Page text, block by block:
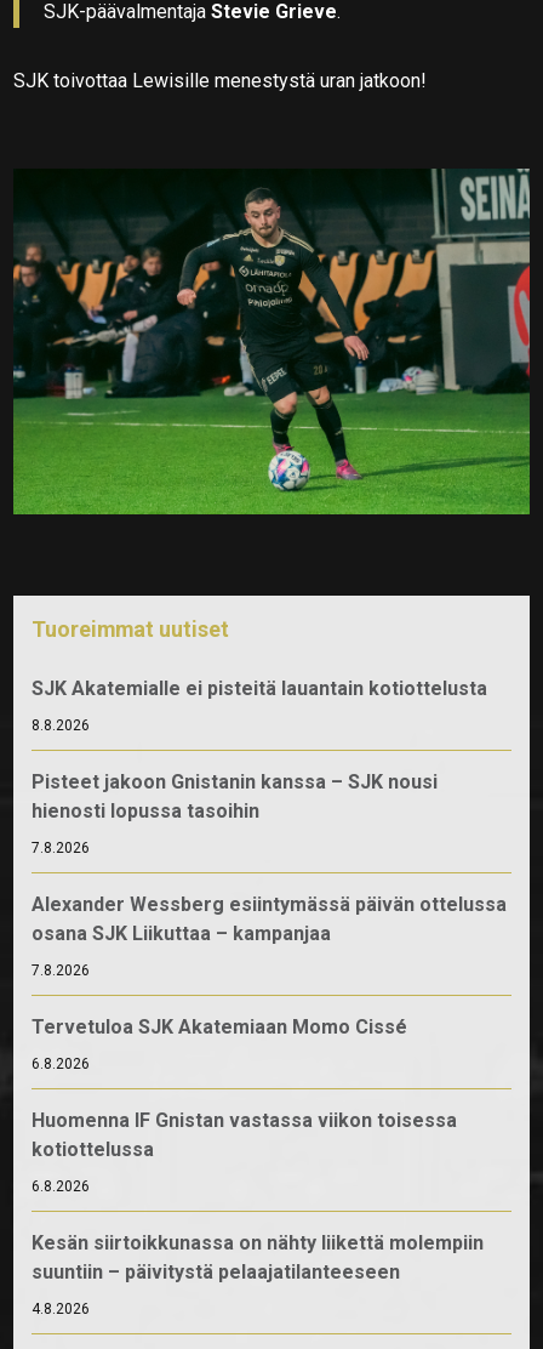
SJK-päävalmentajaStevie Grieve.
SJK toivottaa Lewisille menestystä uran jatkoon!
Tuoreimmat uutiset
SJK Akatemialle ei pisteitä lauantain kotiottelusta
8.8.2026
Pisteet jakoon Gnistanin kanssa – SJK nousi
hienosti lopussa tasoihin
7.8.2026
Alexander Wessberg esiintymässä päivän ottelussa
osana SJK Liikuttaa – kampanjaa
7.8.2026
Tervetuloa SJK Akatemiaan Momo Cissé
6.8.2026
Huomenna IF Gnistan vastassa viikon toisessa
kotiottelussa
6.8.2026
Kesän siirtoikkunassa on nähty liikettä molempiin
suuntiin – päivitystä pelaajatilanteeseen
4.8.2026